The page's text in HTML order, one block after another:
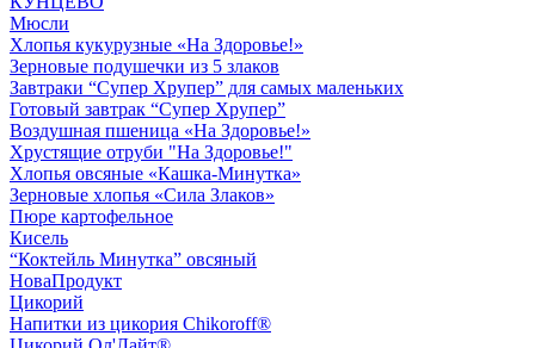
Мюсли
Хлопья кукурузные «На Здоровье!»
Зерновые подушечки из 5 злаков
Завтраки “Супер Хрупер” для самых маленьких
Готовый завтрак “Супер Хрупер”
Воздушная пшеница «На Здоровье!»
Хрустящие отруби "На Здоровье!"
Хлопья овсяные «Кашка-Минутка»
Зерновые хлопья «Сила Злаков»
Пюре картофельное
Кисель
“Коктейль Минутка” овсяный
НоваПродукт
Цикорий
Напитки из цикория Chikoroff®